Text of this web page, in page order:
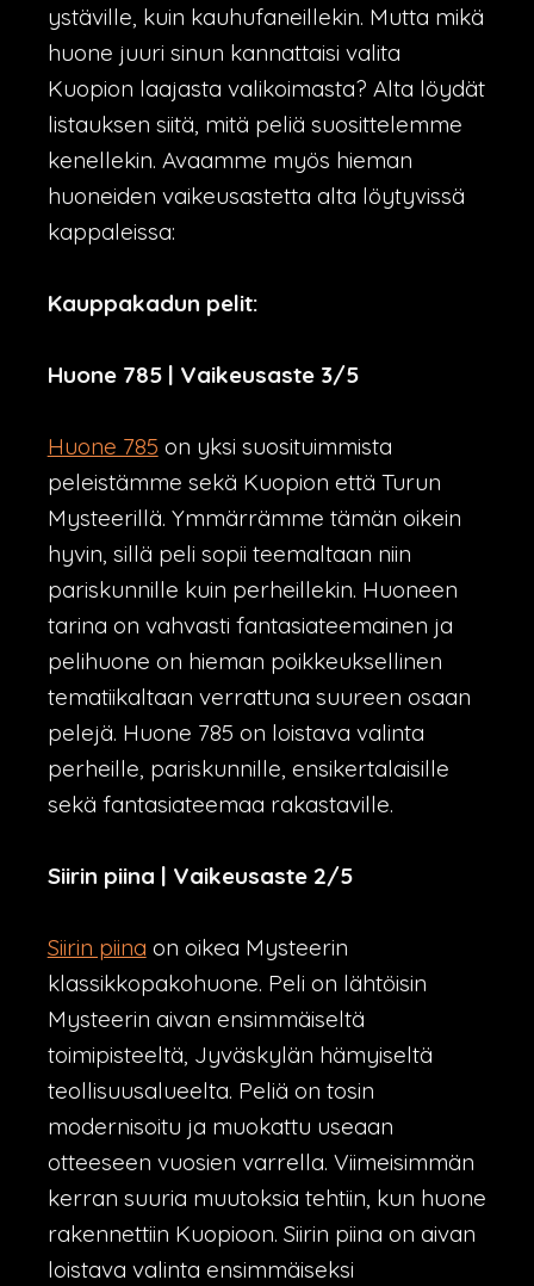
ystäville, kuin kauhufaneillekin. Mutta mikä
huone juuri sinun kannattaisi valita
Kuopion laajasta valikoimasta? Alta löydät
listauksen siitä, mitä peliä suosittelemme
kenellekin. Avaamme myös hieman
huoneiden vaikeusastetta alta löytyvissä
kappaleissa:
Kauppakadun pelit:
Huone 785 | Vaikeusaste 3/5
Huone 785 on yksi suosituimmista
peleistämme sekä Kuopion että Turun
Mysteerillä. Ymmärrämme tämän oikein
hyvin, sillä peli sopii teemaltaan niin
pariskunnille kuin perheillekin. Huoneen
tarina on vahvasti fantasiateemainen ja
pelihuone on hieman poikkeuksellinen
tematiikaltaan verrattuna suureen osaan
pelejä. Huone 785 on loistava valinta
perheille, pariskunnille, ensikertalaisille
sekä fantasiateemaa rakastaville.
Siirin piina | Vaikeusaste 2/5
Siirin piina on oikea Mysteerin
klassikkopakohuone. Peli on lähtöisin
Mysteerin aivan ensimmäiseltä
toimipisteeltä, Jyväskylän hämyiseltä
teollisuusalueelta. Peliä on tosin
modernisoitu ja muokattu useaan
otteeseen vuosien varrella. Viimeisimmän
kerran suuria muutoksia tehtiin, kun huone
rakennettiin Kuopioon. Siirin piina on aivan
loistava valinta ensimmäiseksi